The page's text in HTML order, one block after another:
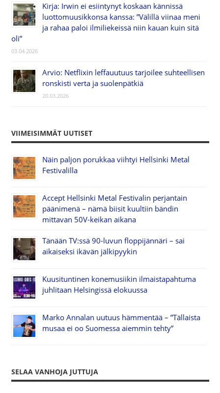
Kirja: Irwin ei esiintynyt koskaan kännissä
luottomuusikkonsa kanssa: ”Välillä viinaa meni
ja rahaa paloi ilmiliekeissä niin kauan kuin sitä
oli”
03.04.2026
Arvio: Netflixin leffauutuus tarjoilee suhteellisen
ronskisti verta ja suolenpätkiä
20.03.2026
VIIMEISIMMÄT UUTISET
Näin paljon porukkaa viihtyi Hellsinki Metal
Festivalilla
Accept Hellsinki Metal Festivalin perjantain
päänimenä – nämä biisit kuultiin bändin
mittavan 50V-keikan aikana
Tänään TV:ssä 90-luvun floppijännäri – sai
aikaiseksi ikävän jälkipyykin
Kuusituntinen konemusiikin ilmaistapahtuma
juhlitaan Helsingissä elokuussa
Marko Annalan uutuus hämmentää – ”Tällaista
musaa ei oo Suomessa aiemmin tehty”
SELAA VANHOJA JUTTUJA